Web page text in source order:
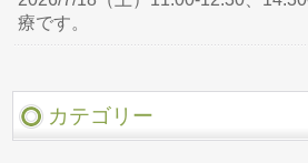
療です。
カテゴリー